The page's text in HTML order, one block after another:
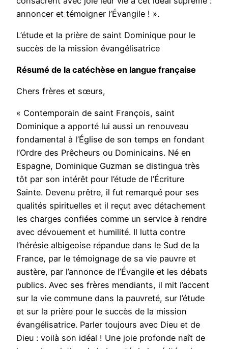
annoncer et témoigner l’Évangile ! ».
L’étude et la prière de saint Dominique pour le
succès de la mission évangélisatrice
Résumé de la catéchèse en langue française
Chers frères et sœurs,
« Contemporain de saint François, saint
Dominique a apporté lui aussi un renouveau
fondamental à l’Église de son temps en fondant
l’Ordre des Prêcheurs ou Dominicains. Né en
Espagne, Dominique Guzman se distingua très
tôt par son intérêt pour l’étude de l’Écriture
Sainte. Devenu prêtre, il fut remarqué pour ses
qualités spirituelles et il reçut avec détachement
les charges confiées comme un service à rendre
avec dévouement et humilité. Il lutta contre
l’hérésie albigeoise répandue dans le Sud de la
France, par le témoignage de sa vie pauvre et
austère, par l’annonce de l’Évangile et les débats
publics. Avec ses frères mendiants, il mit l’accent
sur la vie commune dans la pauvreté, sur l’étude
et sur la prière pour le succès de la mission
évangélisatrice. Parler toujours avec Dieu et de
Dieu : voilà son idéal ! Une joie profonde naît de